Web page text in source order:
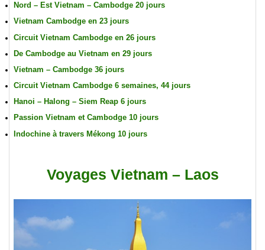
Nord – Est Vietnam – Cambodge 20 jours
Vietnam Cambodge en 23 jours
Circuit Vietnam Cambodge en 26 jours
De Cambodge au Vietnam en 29 jours
Vietnam – Cambodge 36 jours
Circuit Vietnam Cambodge 6 semaines, 44 jours
Hanoi – Halong – Siem Reap 6 jours
Passion Vietnam et Cambodge 10 jours
Indochine à travers Mékong 10 jours
Voyages Vietnam – Laos